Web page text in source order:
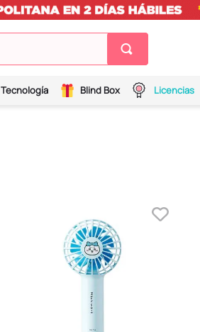
Tecnología Blind Box Licencias